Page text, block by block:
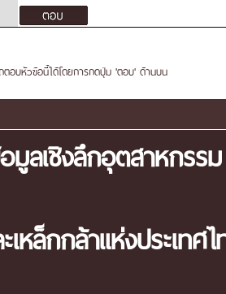
อบหัวข้อนี้ได้โดยการกดปุ่ม 'ตอบ' ด้านบน
มูลเชิงลึกอุตสาหกรรม
เหล็กกล้าแห่งประเทศ